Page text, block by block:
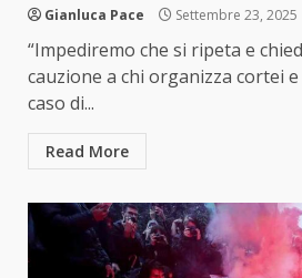
Gianluca Pace Settembre 23, 2025
“Impediremo che si ripeta e
cauzione a chi organizza cortei
caso di...
Read More